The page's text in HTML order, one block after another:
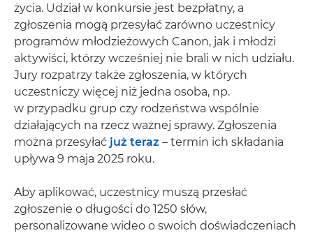
życia. Udział w konkursie jest bezpłatny, a
zgłoszenia mogą przesyłać zarówno uczestnicy
programów młodzieżowych Canon, jak i młodzi
aktywiści, którzy wcześniej nie brali w nich udziału.
Jury rozpatrzy także zgłoszenia, w których
uczestniczy więcej niż jedna osoba, np.
w przypadku grup czy rodzeństwa wspólnie
działających na rzecz ważnej sprawy. Zgłoszenia
można przesyłać już teraz – termin ich składania
upływa 9 maja 2025 roku.
Aby aplikować, uczestnicy muszą przesłać
zgłoszenie o długości do 1250 słów,
personalizowane wideo o swoich doświadczeniach